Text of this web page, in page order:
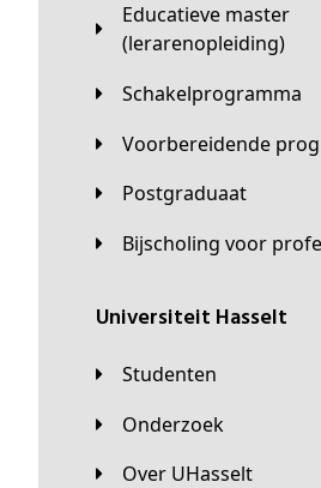
Educatieve master
(lerarenopleiding)
Schakelprogramma
Voorbereidende
Postgraduaat
Bijscholing voor
universiteit Hasselt
Studenten
Onderzoek
Over UHasselt